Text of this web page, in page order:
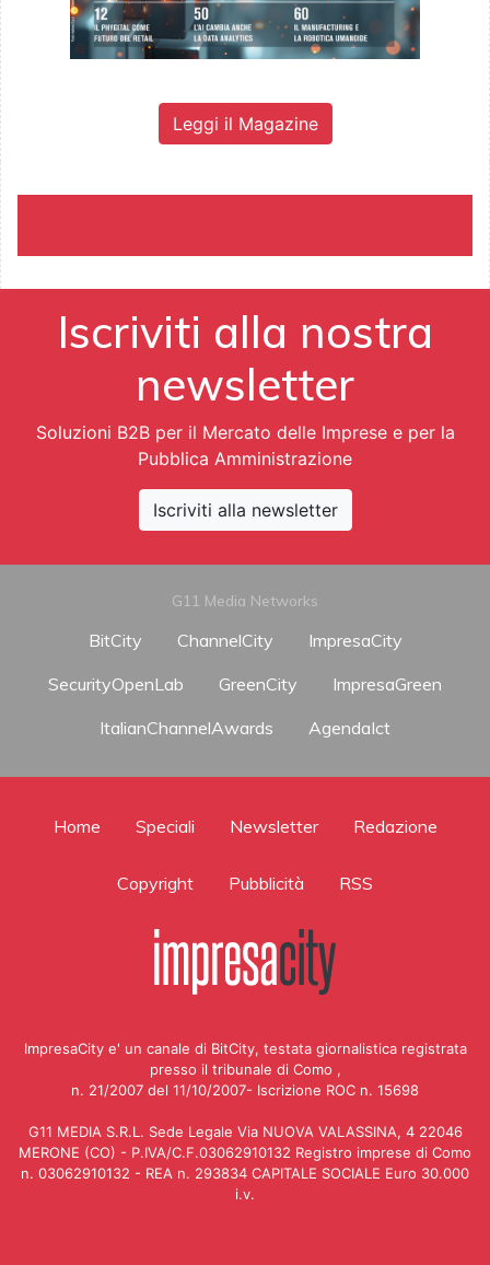
Leggi il Magazine
Iscriviti alla nostra
newsletter
Soluzioni B2B per il Mercato delle Imprese e per la
Pubblica Amministrazione
Iscriviti alla newsletter
G11 Media Networks
BitCity ChannelCity
ImpresaCity
SecurityOpenLab
GreenCity
ImpresaGreen
ItalianChannelAwards
AgendaIct
Home Speciali Newsletter Redazione
Copyright Pubblicità RSS
ImpresaCity e' un canale di BitCity, testata giornalistica registrata
presso il tribunale di Como ,
n. 21/2007 del 11/10/2007- Iscrizione ROC n. 15698
G11 MEDIA S.R.L. Sede Legale Via NUOVA VALASSINA, 4 22046
MERONE (CO) - P.IVA/C.F.03062910132 Registro imprese di Como
n. 03062910132 - REA n. 293834 CAPITALE SOCIALE Euro 30.000
i.v.